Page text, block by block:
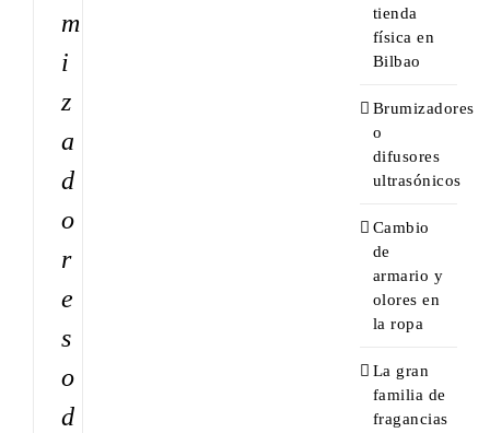
m
i
z
a
d
o
r
e
s
o
d
tienda
física en
Bilbao
Brumizadores
o
difusores
ultrasónicos
Cambio
de
armario y
olores en
la ropa
La gran
familia de
fragancias